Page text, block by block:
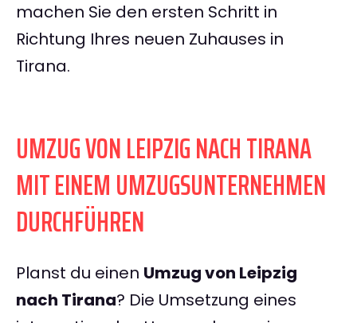
machen Sie den ersten Schritt in
Richtung Ihres neuen Zuhauses in
Tirana.
UMZUG VON LEIPZIG NACH TIRANA
MIT EINEM UMZUGSUNTERNEHMEN
DURCHFÜHREN
Planst du einen Umzug von Leipzig
nach Tirana? Die Umsetzung eines